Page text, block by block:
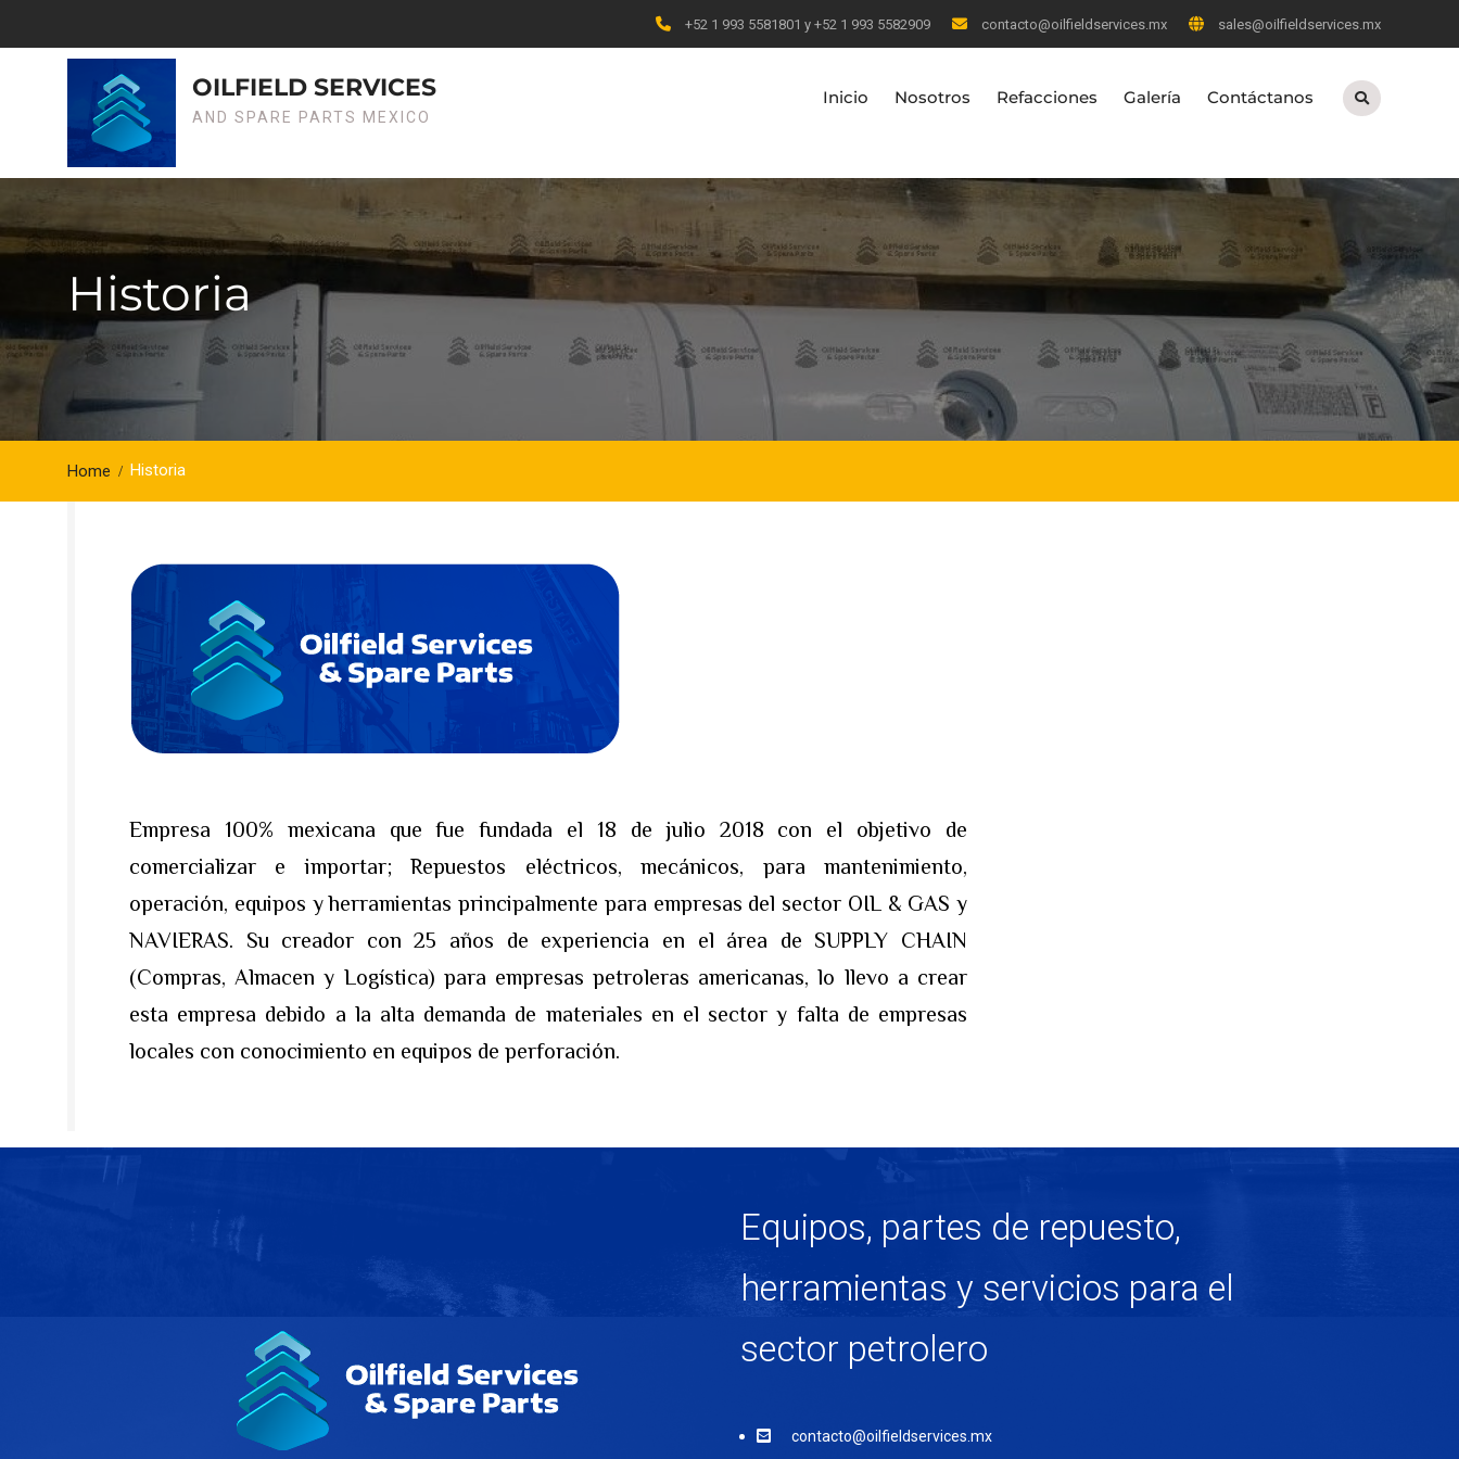
+52 1 993 5581801 y +52 1 993 5582909 contacto@oilfieldservices.mx sales@oilfieldservices.mx
OILFIELD SERVICES
AND SPARE PARTS MEXICO
Inicio Nosotros Refacciones Galería Contáctanos
Historia
Home Historia
Empresa 100% mexicana que fue fundada el 18 de julio 2018 con el objetivo de
comercializar e importar; Repuestos eléctricos, mecánicos, para mantenimiento,
operación, equipos y herramientas principalmente para empresas del sector OIL & GAS y
NAVIERAS. Su creador con 25 años de experiencia en el área de SUPPLY CHAIN
(Compras, Almacen y Logística) para empresas petroleras americanas, lo llevo a crear
esta empresa debido a la alta demanda de materiales en el sector y falta de empresas
locales con conocimiento en equipos de perforación.
Equipos, partes de repuesto,
herramientas y servicios para el
sector petrolero
contacto@oilfieldservices.mx